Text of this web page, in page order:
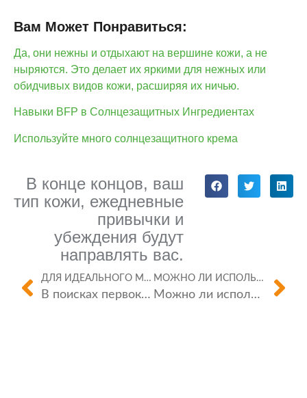
Вам Может Понравиться:
Да, они нежны и отдыхают на вершине кожи, а не
ныряются. Это делает их яркими для нежных или
обидчивых видов кожи, расширяя их ничью.
Навыки BFP в Солнцезащитных Ингредиентах
Используйте много солнцезащитного крема
В конце концов, ваш
тип кожи, ежедневные
привычки и
убеждения будут
направлять вас.
ДЛЯ ИДЕАЛЬНОГО МАТЧА.
В поисках первоклассного солнцезащитного крема из оксида цинка Shanghai BFP Industry Co., Ltd. сияет как надежный союзник.
МОЖНО ЛИ ИСПОЛЬЗОВАТЬ ЭТИ ИННОВАЦИИ ЗА ПРЕДЕЛАМИ СОЛНЦЕЗАЩИТНЫХ КРЕМОВ?
Можно ли использовать порошок солнцезащитного крема из оксида цинка в продуктах, не составляющих Sunscreen?